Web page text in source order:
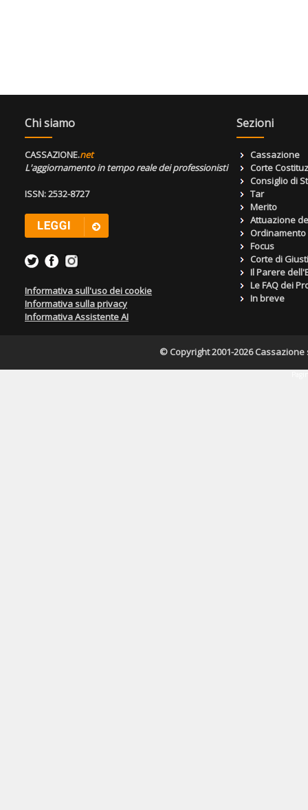
Chi siamo
CASSAZIONE.net
L'aggiornamento in tempo reale dei professionisti
ISSN: 2532-8727
Informativa sull'uso dei cookie
Informativa sulla privacy
Informativa Assistente AI
Sezioni
Cassazione
Corte
Consiglio di
Tar
Merito
Attuazione
Focus
Corte di
Il Parere
Le FAQ dei
In breve
© Copyright 2001-2026 Cassazione